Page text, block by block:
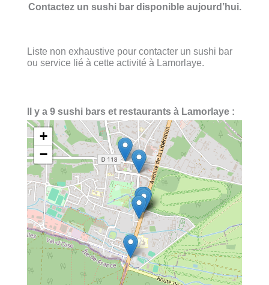
Contactez un sushi bar disponible aujourd’hui.
Liste non exhaustive pour contacter un sushi bar
ou service lié à cette activité à Lamorlaye.
Il y a 9 sushi bars et restaurants à Lamorlaye :
+
−